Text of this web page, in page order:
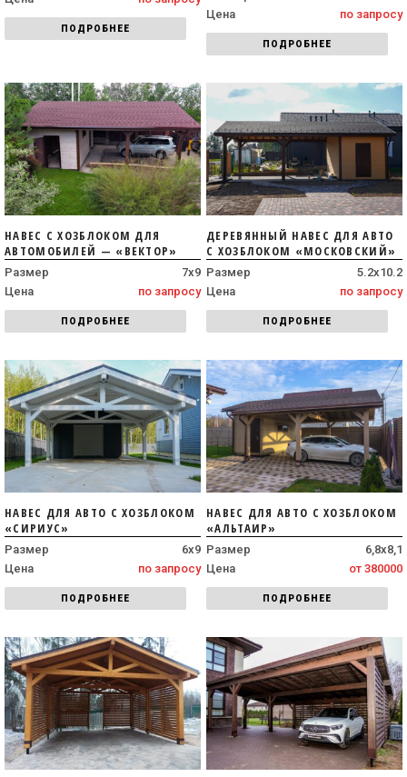
ПОДРОБНЕЕ
Цена
по запросу
ПОДРОБНЕЕ
НАВЕС С ХОЗБЛОКОМ ДЛЯ
АВТОМОБИЛЕЙ — «ВЕКТОР»
Размер
7х9
Цена
по запросу
ПОДРОБНЕЕ
ДЕРЕВЯННЫЙ НАВЕС ДЛЯ АВТО
С ХОЗБЛОКОМ «МОСКОВСКИЙ»
Размер
5.2x10.2
Цена
по запросу
ПОДРОБНЕЕ
НАВЕС ДЛЯ АВТО С ХОЗБЛОКОМ
«СИРИУС»
Размер
6х9
Цена
по запросу
ПОДРОБНЕЕ
НАВЕС ДЛЯ АВТО С ХОЗБЛОКОМ
«АЛЬТАИР»
Размер
6,8х8,1
Цена
от 380000
ПОДРОБНЕЕ